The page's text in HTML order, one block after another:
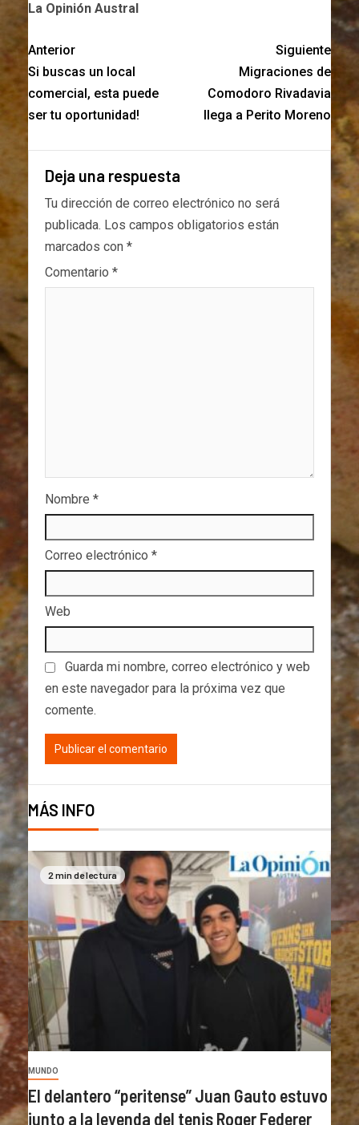
La Opinión Austral
Anterior
Si buscas un local
comercial, esta puede
ser tu oportunidad!
Siguiente
Migraciones de
Comodoro Rivadavia
llega a Perito Moreno
Deja una respuesta
Tu dirección de correo electrónico no será
publicada. Los campos obligatorios están
marcados con *
Comentario *
Nombre *
Correo electrónico *
Web
Guarda mi nombre, correo electrónico y web
en este navegador para la próxima vez que
comente.
MÁS INFO
2 min de lectura
MUNDO
El delantero “peritense” Juan Gauto estuvo
junto a la leyenda del tenis Roger Federer